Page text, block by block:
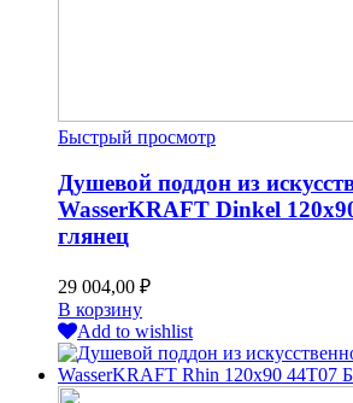
Быстрый просмотр
Душевой поддон из
WasserKRAFT Dinkel
глянец
29 004,00 ₽
В корзину
Add to wishlist